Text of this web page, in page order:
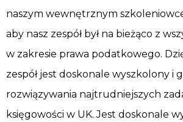
naszym wewnętrznym
aby nasz zespół był na bieżąco z
w zakresie prawa podatkowego.
zespół jest doskonale wyszkolony i
rozwiązywania najtrudniejszych
księgowości w UK. Jest doskonale